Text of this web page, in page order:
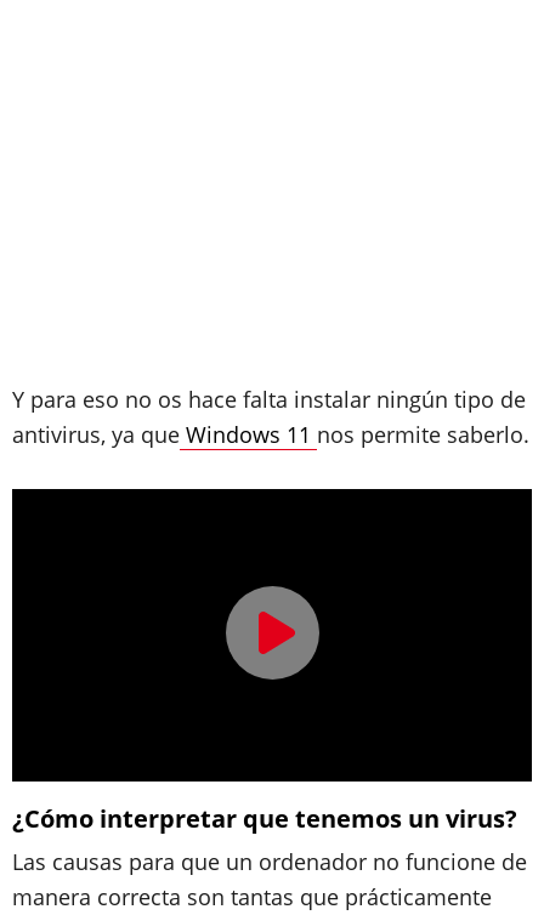
Y para eso no os hace falta instalar ningún tipo de
antivirus, ya que Windows 11 nos permite saberlo.
¿Cómo interpretar que tenemos un virus?
Las causas para que un ordenador no funcione de
manera correcta son tantas que prácticamente